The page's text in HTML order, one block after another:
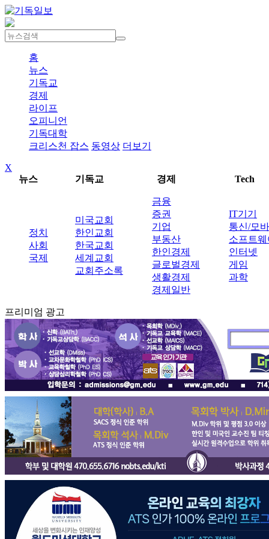
홈
뉴스
기독교
경제
라이프
오피니언
기독대학
크리스천 잡스 동영상 더보기
X
뉴스
기독교 경제 Tech
정치
사회
국제
미국교회
한인교회
한국교회
세계교회
교회주소록
금융
증권
기업
부동산
한인경제
글로벌경제
생활경제
경제일반
IT기기
통신/모
소프트웨
인터넷
게임
과학
프리미엄 광고